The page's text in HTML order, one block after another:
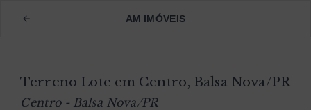
AM IMÓVEIS
Terreno Lote em Centro, Balsa Nova/PR
Centro - Balsa Nova/PR